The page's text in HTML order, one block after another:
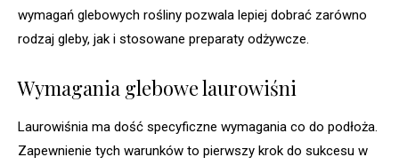
wymagań glebowych rośliny pozwala lepiej dobrać zarówno
rodzaj gleby, jak i stosowane preparaty odżywcze.
Wymagania glebowe laurowiśni
Laurowiśnia ma dość specyficzne wymagania co do podłoża.
Zapewnienie tych warunków to pierwszy krok do sukcesu w